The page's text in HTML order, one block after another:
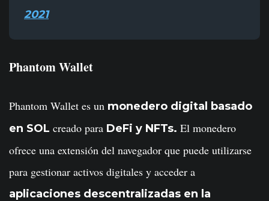
2021
Phantom Wallet
Phantom Wallet es un monedero digital basado
en SOL creado para DeFi y NFTs. El monedero
ofrece una extensión del navegador que puede utilizarse
para gestionar activos digitales y acceder a
aplicaciones descentralizadas en la